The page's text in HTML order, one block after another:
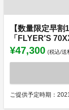
【数量限定早
「FLYER'S
¥47,300 (税込/送
ご提供予定時期：